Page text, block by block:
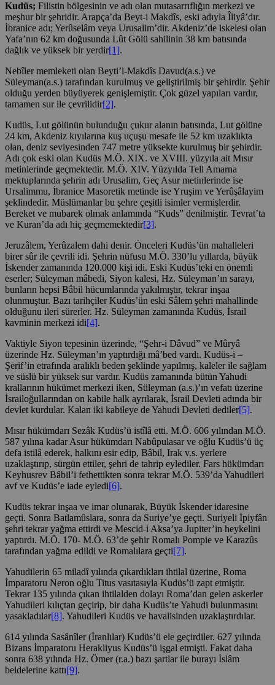
Kudüs; Filistin bölgesinin ve adı olan mutasarrıflığın merkezi ve
meşhur bir şehridir. Arapça’da Beyt-i Makdîs, eski adıyla Îliyâ’dır.
İbranice adı; Yerûselâm veya Urusalim’dir. Akdeniz’de iskelesi olan
Yafa’nın 62 km doğusunda Lût Gölü sahilinin 38 km batısında
dağlık ve yüksek bir yerdir[1].
Nebîler memleketi olan Beyti’l-Makdîs Davud(a.s.) ve
Süleyman(a.s.) tarafından kurulmuş ve geliştirilmiş bir şehirdir. Şehir
olduğu yerden büyüyerek genişlemiştir. Çok güzel yapıları vardır,
tamamen sur ile çevrilidir[2].
Kudüs, Lut gölünün bulunduğu çukur alanın batısında, Lut gölüne
24 km, Akdeniz kıyılarına kuş uçuşu mesafe ile 52 km uzaklıkta
olan, deniz seviyesinden 747 metre yüksekte kurulmuş bir şehirdir.
Adı çok eski olan Kudüs M.Ö. XIX. ve XVIII. yüzyıla ait Mısır
metinlerinde geçmektedir. M.Ö. XIV. Yüzyılda Tell Amarna
mektuplarında şehrin adı Urusalim, Geç Asur metinlerinde ise
Ursalimmu, İbranice Masoretik metinde ise Yruşim ve Yerûşâlayim
şeklindedir. Müslümanlar bu şehre çeşitli isimler vermişlerdir.
Bereket ve mubarek olmak anlamında “Kuds” denilmiştir. Tevrat’ta
ve Kuran’da adı hiç geçmemektedir[3].
Jeruzâlem, Yerûzalem dahi denir. Önceleri Kudüs’ün mahalleleri
birer sûr ile çevrili idi. Şehrin nüfusu M.Ö. 330’lu yıllarda, büyük
İskender zamanında 120.000 kişi idi. Eski Kudüs’teki en önemli
eserler; Süleyman mâbedi, Siyon kalesi, Hz. Süleyman’ın sarayı,
bunların hepsi Bâbil hücumlarında yakılmıştır, tekrar inşaa
olunmuştur. Bazı tarihçiler Kudüs’ün eski Sâlem şehri mahallinde
olduğunu ileri sürerler. Hz. Süleyman zamanında Kudüs, İsrail
kavminin merkezi idi[4].
Vaktiyle Siyon tepesinin üzerinde, “Şehr-i Dâvud” ve Mûryâ
üzerinde Hz. Süleyman’ın yaptırdığı mâ’bed vardı. Kudüs-i –
Şerif’in etrafında aralıklı beden şeklinde yapılmış, kaleler ile sağlam
ve süslü bir yüksek sur vardır. Kudüs zamanında bütün Yahudi
krallarının hükümet merkezi iken, Süleyman (a.s.)’ın vefatı üzerine
İsrailoğullarından on kabile halk ayrılarak, İsrail Devleti adında bir
devlet kurdular. Kalan iki kabileye de Yahudi Devleti dediler[5].
Mısır hükümdarı Sezâk Kudüs’ü istîlâ etti. M.Ö. 606 yılından M.Ö.
587 yılına kadar Asur hükümdarı Nabûpulasar ve oğlu Kudüs’ü üç
defa istilâ ederek, halkını esir edip, Bâbil, Irak v.s. yerlere
uzaklaştırıp, sürgün ettiler, şehri de tahrip eylediler. Fars hükümdarı
Keyhusrev Bâbil’i fethettikten sonra tekrar M.Ö. 539’da Yahudileri
avf ve Kudüs’e iade eyledi[6].
Kudüs tekrar inşaa ve imar olunarak, Büyük İskender idaresine
geçti. Sonra Batlamûslara, sonra da Suriye’ye geçti. Suriyeli İpiyfân
şehri tekrar yağma ettirdi ve Mescid-i Aksa’ya Jupiter’in heykelini
yaptırdı. M.Ö. 170- M.Ö. 63’de şehir Romalı Pompie ve Karazûs
tarafından yağma edildi ve Romalılara geçti[7].
Yahudilerin 65 miladî yılında çıkardıkları ihtilal üzerine, Roma
İmparatoru Neron oğlu Titus vasıtasıyla Kudüs’ü zapt etmiştir.
Tekrar 135 yılında çıkan ihtilalden dolayı Roma’dan gelen askerler
Yahudileri kılıçtan geçirip, bir daha Kudüs’te Yahudi bulunmasını
yasakladılar[8]. Yahudileri Kudüs ve havalisinden uzaklaştırdılar.
614 yılında Sasânîler (İranlılar) Kudüs’ü ele geçirdiler. 627 yılında
Bizans İmparatoru Herakliyus Kudüs’ü işgal etmişti. Fakat daha
sonra 638 yılında Hz. Ömer (r.a.) bazı şartlar ile burayı İslâm
beldelerine kattı[9].